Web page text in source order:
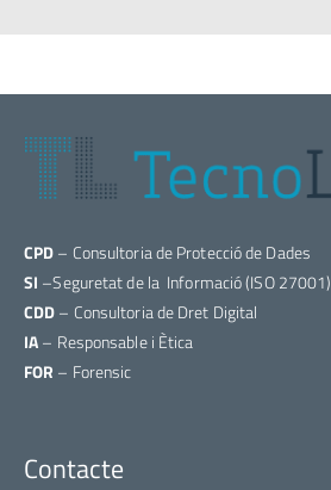
CPD– Consultoria de Protecció de Dades
SI –Seguretat de la Informació (ISO 27001)
CDD– Consultoria de Dret Digital
IA– Responsable i Ètica
FOR – Forensic
Contacte